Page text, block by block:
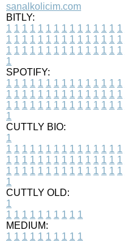
sanalkolicim.com
BITLY:
1 1 1 1 1 1 1 1 1 1 1 1 1 1 1
1 1 1 1 1 1 1 1 1 1 1 1 1 1 1
1 1 1 1 1 1 1 1 1 1 1 1 1 1 1
1
SPOTIFY:
1 1 1 1 1 1 1 1 1 1 1 1 1 1 1
1 1 1 1 1 1 1 1 1 1 1 1 1 1 1
1 1 1 1 1 1 1 1 1 1 1 1 1 1 1
1
CUTTLY BIO:
1
1 1 1 1 1 1 1 1 1 1 1 1 1 1 1
1 1 1 1 1 1 1 1 1 1 1 1 1 1 1
1 1 1 1 1 1 1 1 1 1 1 1 1 1 1
1
CUTTLY OLD:
1
1 1 1 1 1 1 1 1 1 1
MEDIUM:
1 1 1 1 1 1 1 1 1 1